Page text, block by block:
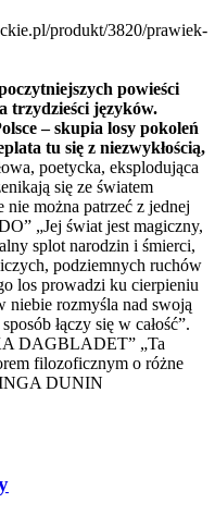
produkt/3820/prawiek-
powieści
trzydzieści języków.
– skupia losy pokoleń
tu się z niezwykłością,
poetycka, eksplodująca
się ze światem
można patrzeć z jednej
„Jej świat jest magiczny,
splot narodzin i śmierci,
podziemnych ruchów
los prowadzi ku cierpieniu
rozmyśla nad swoją
łączy się w całość”.
DAGBLADET” „Ta
filozoficznym o różne
DUNIN